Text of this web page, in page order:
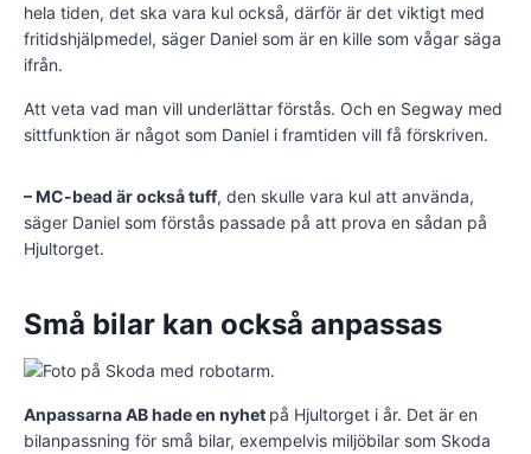
hela tiden, det ska vara kul också, därför är det viktigt med
fritidshjälpmedel, säger Daniel som är en kille som vågar säga
ifrån.
Att veta vad man vill underlättar förstås. Och en Segway med
sittfunktion är något som Daniel i framtiden vill få förskriven.
– MC-bead är också tuff, den skulle vara kul att använda,
säger Daniel som förstås passade på att prova en sådan på
Hjultorget.
Små bilar kan också anpassas
Anpassarna AB hade en nyhet på Hjultorget i år. Det är en
bilanpassning för små bilar, exempelvis miljöbilar som Skoda